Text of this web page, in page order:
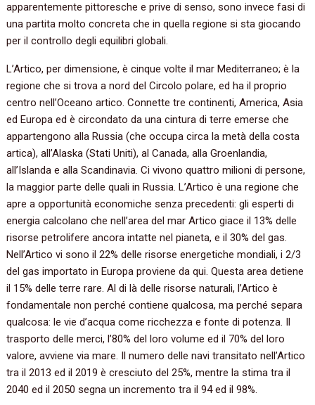
apparentemente pittoresche e prive di senso, sono invece fasi di
una partita molto concreta che in quella regione si sta giocando
per il controllo degli equilibri globali.
L’Artico, per dimensione, è cinque volte il mar Mediterraneo; è la
regione che si trova a nord del Circolo polare, ed ha il proprio
centro nell’Oceano artico. Connette tre continenti, America, Asia
ed Europa ed è circondato da una cintura di terre emerse che
appartengono alla Russia (che occupa circa la metà della costa
artica), all’Alaska (Stati Uniti), al Canada, alla Groenlandia,
all’Islanda e alla Scandinavia. Ci vivono quattro milioni di persone,
la maggior parte delle quali in Russia. L’Artico è una regione che
apre a opportunità economiche senza precedenti: gli esperti di
energia calcolano che nell’area del mar Artico giace il 13% delle
risorse petrolifere ancora intatte nel pianeta, e il 30% del gas.
Nell’Artico vi sono il 22% delle risorse energetiche mondiali, i 2/3
del gas importato in Europa proviene da qui. Questa area detiene
il 15% delle terre rare. Al di là delle risorse naturali, l’Artico è
fondamentale non perché contiene qualcosa, ma perché separa
qualcosa: le vie d’acqua come ricchezza e fonte di potenza. Il
trasporto delle merci, l’80% del loro volume ed il 70% del loro
valore, avviene via mare. Il numero delle navi transitato nell’Artico
tra il 2013 ed il 2019 è cresciuto del 25%, mentre la stima tra il
2040 ed il 2050 segna un incremento tra il 94 ed il 98%.